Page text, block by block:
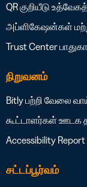
QR குறியீடு
அப்ளிகேஷன்கள்
Trust Center
நிறுவனம்
Bitly பற்றி வேலை
கூட்டாளர்கள் ஊடக
Accessibility Report
சட்டப்பூர்வம்